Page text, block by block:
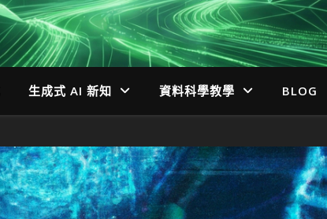
生成式 AI 新知 資料科學教學 BLOG